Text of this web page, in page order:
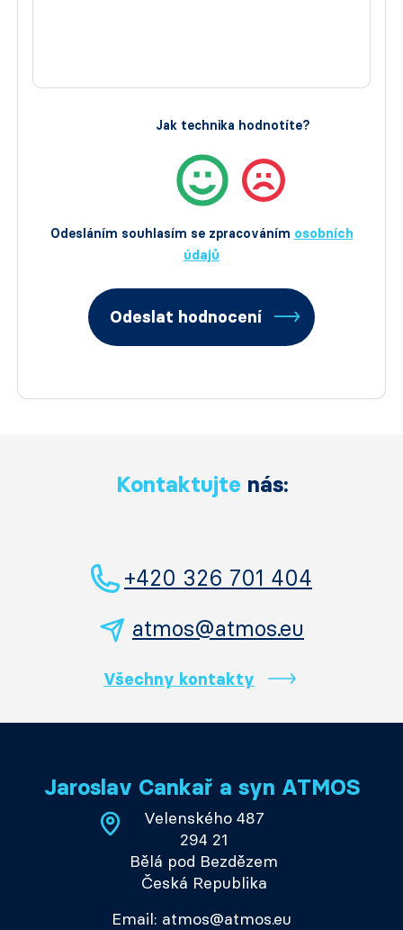
Odesláním souhlasím se zpracováním osobních
údajů
Jak technika hodnotíte?
Odeslat hodnocení
Kontaktujte nás:
+420 326 701 404
atmos@atmos.eu
Všechny kontakty
Jaroslav Cankař a syn ATMOS
Velenského 487
294 21
Bělá pod Bezdězem
Česká Republika
Email: atmos@atmos.eu